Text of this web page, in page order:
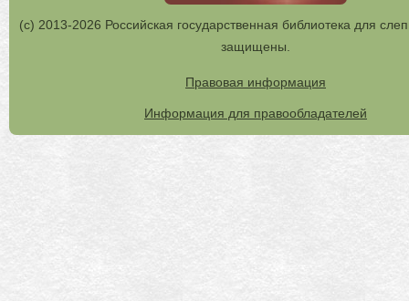
(с) 2013-2026 Российская государственная библиотека для
защищены.
Правовая информация
Информация для правообладателей